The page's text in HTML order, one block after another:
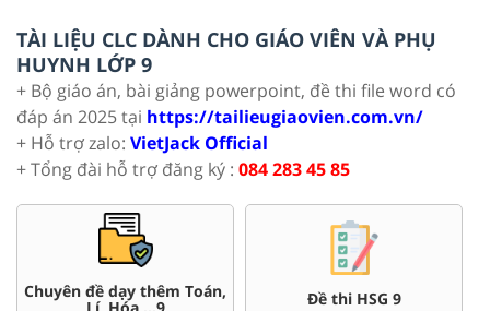
TÀI LIỆU CLC DÀNH CHO GIÁO VIÊN VÀ PHỤ
HUYNH LỚP 9
+ Bộ giáo án, bài giảng powerpoint, đề thi file word có
đáp án 2025 tại https://tailieugiaovien.com.vn/
+ Hỗ trợ zalo: VietJack Official
+ Tổng đài hỗ trợ đăng ký : 084 283 45 85
Chuyên đề dạy thêm Toán, Đề thi HSG 9